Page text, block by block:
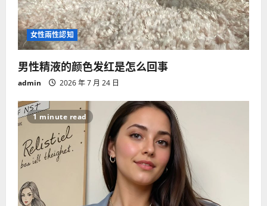
女性兩性認知
男性精液的颜色发红是怎么回事
admin 2026 年 7 月 24 日
1 minute read